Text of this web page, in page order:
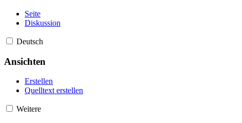
Seite
Diskussion
Deutsch
Ansichten
Erstellen
Quelltext erstellen
Weitere